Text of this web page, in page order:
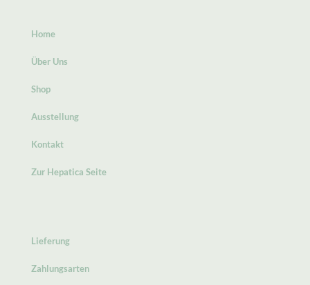
Home
Über Uns
Shop
Ausstellung
Kontakt
Zur Hepatica Seite
Lieferung
Zahlungsarten